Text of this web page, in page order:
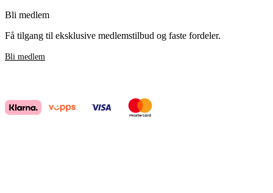
Bli medlem
Få tilgang til eksklusive medlemstilbud og faste fordeler.
Bli medlem